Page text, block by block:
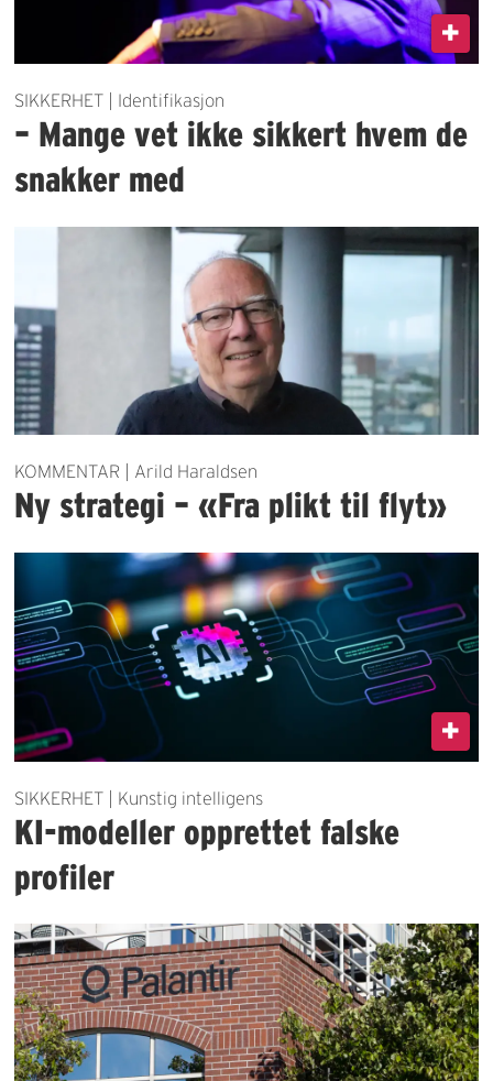
SIKKERHET | Identifikasjon
– Mange vet ikke sikkert hvem de
snakker med
KOMMENTAR | Arild Haraldsen
Ny strategi – «Fra plikt til flyt»
SIKKERHET | Kunstig intelligens
KI-modeller opprettet falske
profiler